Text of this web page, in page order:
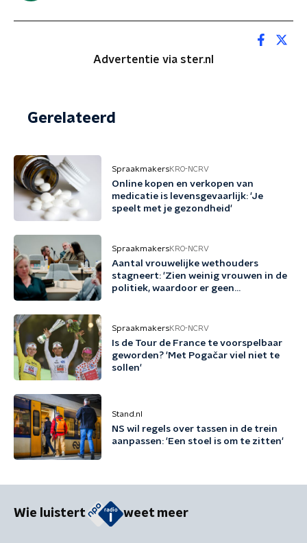
Advertentie via ster.nl
Gerelateerd
SpraakmakersKRO-NCRV
Online kopen en verkopen van
medicatie is levensgevaarlijk: 'Je
speelt met je gezondheid'
SpraakmakersKRO-NCRV
Aantal vrouwelijke wethouders
stagneert: 'Zien weinig vrouwen in de
politiek, waardoor er geen
SpraakmakersKRO-NCRV
Is de Tour de France te voorspelbaar
geworden? 'Met Pogačar viel niet te
sollen'
Stand.nl
NS wil regels over tassen in de trein
aanpassen: 'Een stoel is om te zitten'
Wie luistert weet meer